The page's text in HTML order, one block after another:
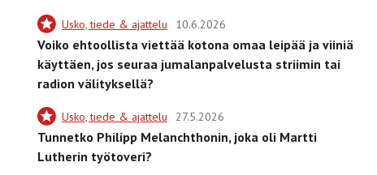
Usko, tiede & ajattelu 10.6.2026
Voiko ehtoollista viettää kotona omaa leipää ja viiniä
käyttäen, jos seuraa jumalanpalvelusta striimin tai
radion välityksellä?
Usko, tiede & ajattelu 27.5.2026
Tunnetko Philipp Melanchthonin, joka oli Martti
Lutherin työtoveri?